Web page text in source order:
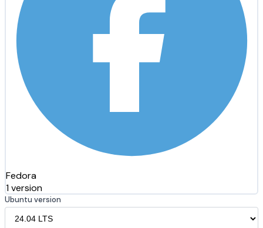
Fedora
1 version
Ubuntu version